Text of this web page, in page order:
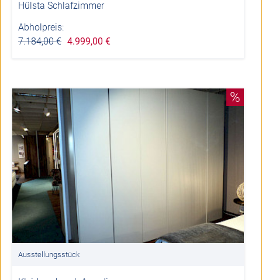
Hülsta Schlafzimmer
Abholpreis:
7.184,00 € 4.999,00 €
%
Ausstellungsstück